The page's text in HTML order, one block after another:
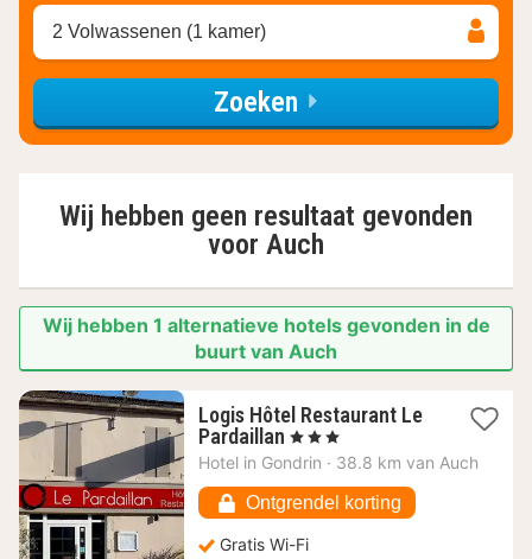
2 Volwassenen (1 kamer)
Zoeken
Wij hebben geen resultaat gevonden
voor Auch
Wij hebben 1 alternatieve hotels gevonden in de
buurt van Auch
Logis Hôtel Restaurant Le
Pardaillan 1
nacht
86,77
€
, 3 Sterren
Hotel in Gondrin · 38.8 km van Auch
Ontgrendel korting
Gratis Wi-Fi